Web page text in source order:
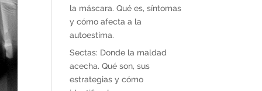
la máscara. Qué es, síntomas
y cómo afecta a la
autoestima.
Sectas: Donde la maldad
acecha. Qué son, sus
estrategias y cómo